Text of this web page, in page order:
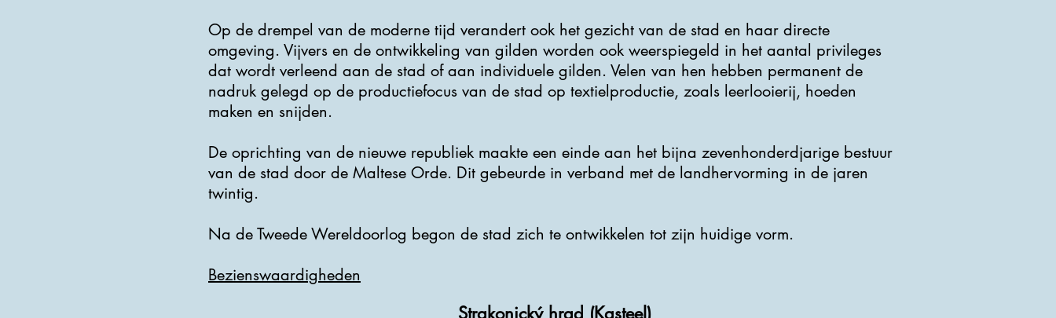
Op de drempel van de moderne tijd verandert ook het gezicht van de stad en haar directe
omgeving. Vijvers en de ontwikkeling van gilden worden ook weerspiegeld in het aantal privileges
dat wordt verleend aan de stad of aan individuele gilden. Velen van hen hebben permanent de
nadruk gelegd op de productiefocus van de stad op textielproductie, zoals leerlooierij, hoeden
maken en snijden.
De oprichting van de nieuwe republiek maakte een einde aan het bijna zevenhonderdjarige bestuur
van de stad door de Maltese Orde. Dit gebeurde in verband met de landhervorming in de jaren
twintig.
Na de Tweede Wereldoorlog begon de stad zich te ontwikkelen tot zijn huidige vorm.
Bezienswaardigheden
Strakonický hrad (Kasteel)